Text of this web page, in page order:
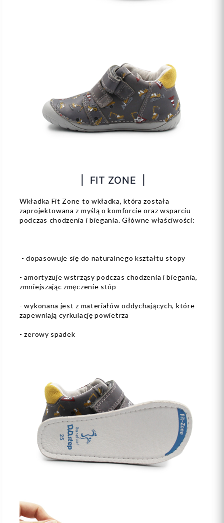
| FIT ZONE |
Wkładka Fit Zone to wkładka, która została
zaprojektowana z myślą o komforcie oraz wsparciu
podczas chodzenia i biegania. Główne właściwości:
- dopasowuje się do naturalnego kształtu stopy
- amortyzuje wstrząsy podczas chodzenia i biegania,
zmniejszając zmęczenie stóp
- wykonana jest z materiałów oddychających, które
zapewniają cyrkulację powietrza
- zerowy spadek